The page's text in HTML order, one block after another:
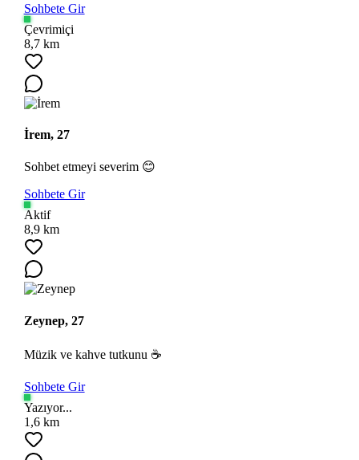
Sohbete Gir
Çevrimiçi
8,7 km
İrem, 27
Sohbet etmeyi severim 😊
Sohbete Gir
Aktif
8,9 km
Zeynep, 27
Müzik ve kahve tutkunu ☕
Sohbete Gir
Yazıyor...
1,6 km